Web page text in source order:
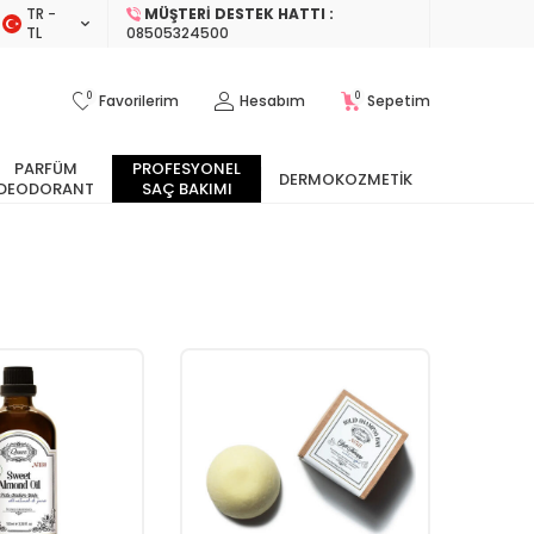
TR −
TL
MÜŞTERI DESTEK HATTI :
08505324500
0 Favorilerim Hesabım 0 Sepetim
PARFÜM
PROFESYONEL
SAÇ BAKIMI
DERMOKOZMETIK